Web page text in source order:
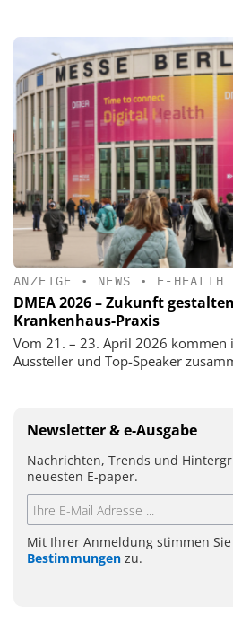
ANZEIGE • NEWS • E-HEALTH
DMEA 2026 – Zukunft
Krankenhaus-Praxis
Vom 21. – 23. April 2026 kommen
Aussteller und Top-Speaker
Newsletter & e-Ausgabe
Nachrichten, Trends und
neuesten E-paper.
Mit Ihrer Anmeldung stimmen
Bestimmungen zu.